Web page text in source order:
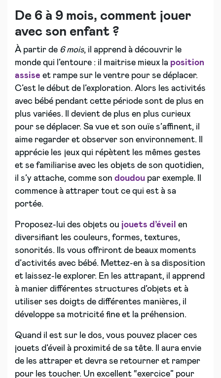
De 6 à 9 mois, comment jouer
avec son enfant ?
À partir de 6 mois, il apprend à découvrir le
monde qui l’entoure : il maitrise mieux la position
assise et rampe sur le ventre pour se déplacer.
C’est le début de l’exploration. Alors les activités
avec bébé pendant cette période sont de plus en
plus variées. Il devient de plus en plus curieux
pour se déplacer. Sa vue et son ouïe s’affinent, il
aime regarder et observer son environnement. Il
apprécie les jeux qui répètent les mêmes gestes
et se familiarise avec les objets de son quotidien,
il s’y attache, comme son doudou par exemple. Il
commence à attraper tout ce qui est à sa
portée.
Proposez-lui des objets ou jouets d’éveil en
diversifiant les couleurs, formes, textures,
sonorités. Ils vous offriront de beaux moments
d’activités avec bébé. Mettez-en à sa disposition
et laissez-le explorer. En les attrapant, il apprend
à manier différentes structures d’objets et à
utiliser ses doigts de différentes manières, il
développe sa motricité fine et la préhension.
Quand il est sur le dos, vous pouvez placer ces
jouets d’éveil à proximité de sa tête. Il aura envie
de les attraper et devra se retourner et ramper
pour les toucher. Un excellent “exercice” pour